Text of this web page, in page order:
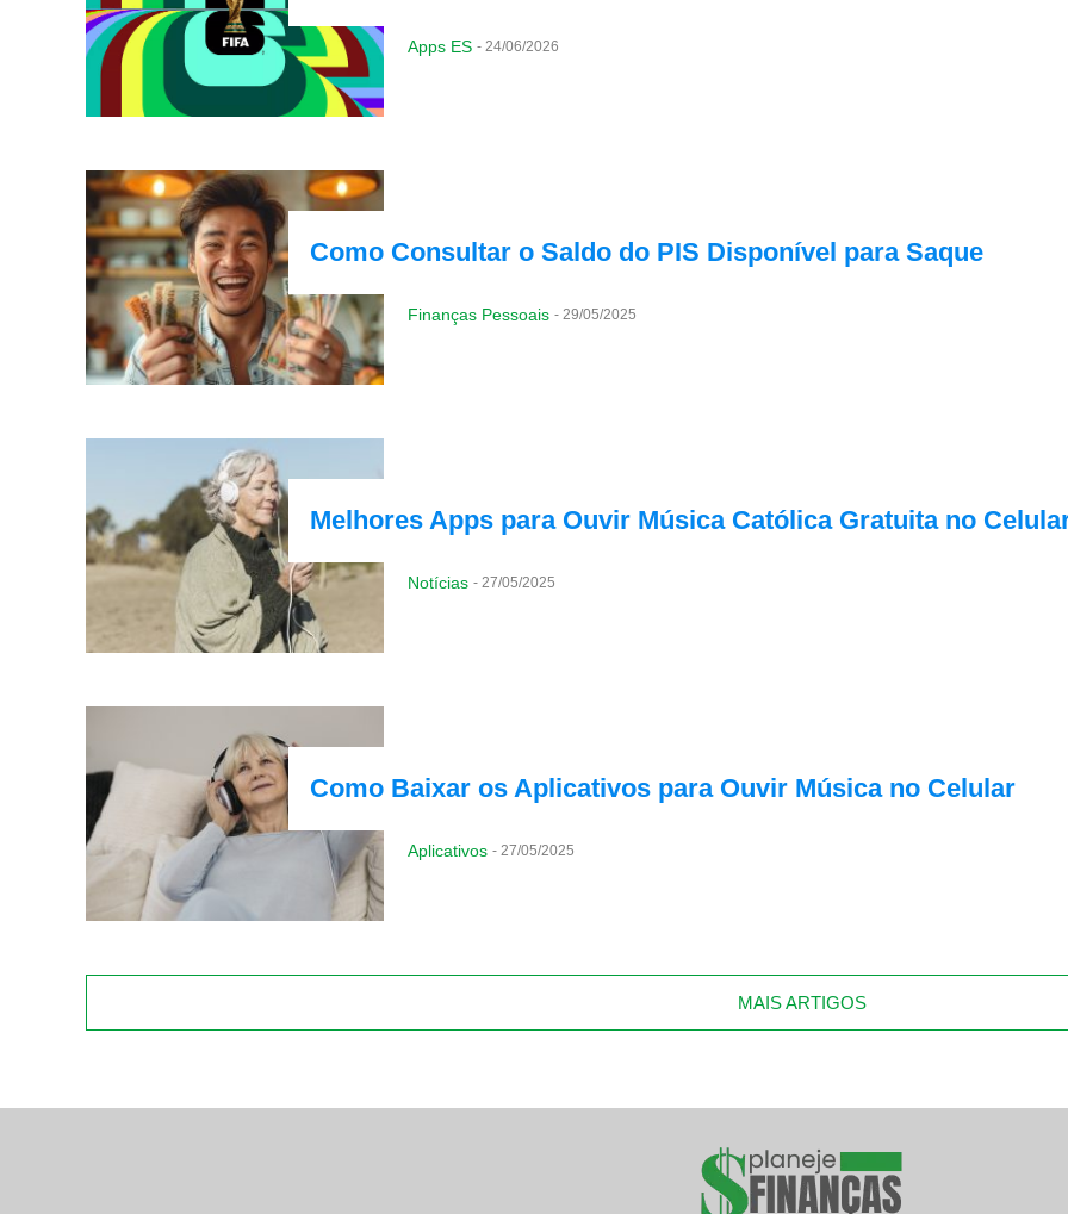
Apps ES - 24/06/2026
Como Consultar o Saldo do PIS Disponível para Saque
Finanças Pessoais - 29/05/2025
Melhores Apps para Ouvir Música Católica Gratuita no
Notícias - 27/05/2025
Como Baixar os Aplicativos para Ouvir Música no Celular
Aplicativos - 27/05/2025
MAIS ARTIGOS